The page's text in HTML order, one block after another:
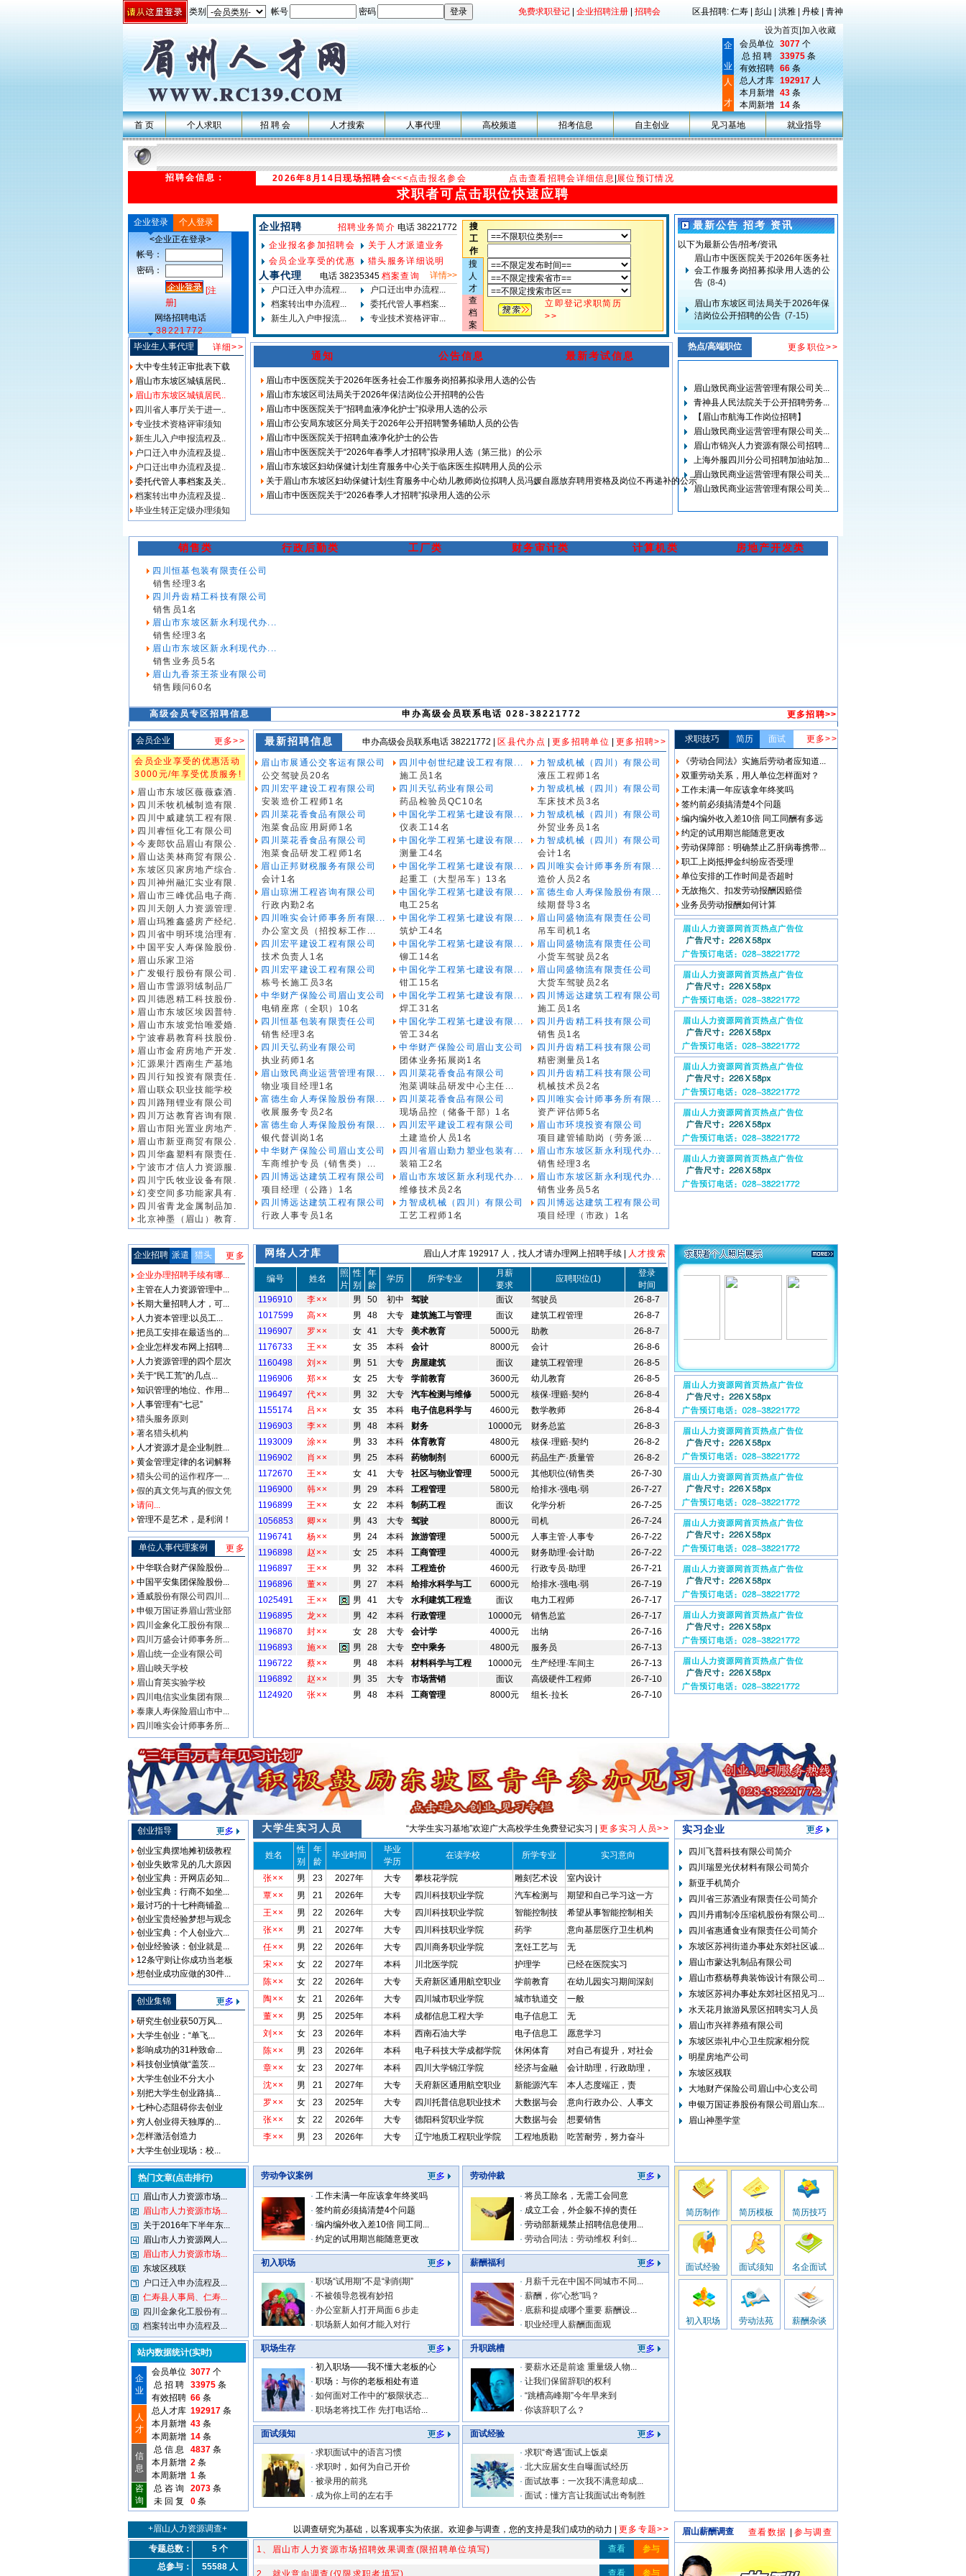
类别 帐号 密码 免费求职登记 企业招聘注册 招聘会
区县招聘: 仁寿 | 彭山 | 洪雅 | 丹棱 | 青神
设为首页 加入收藏
企
业
会员单位 3077 个
总 招 聘
33975条
有效招聘 66条
人
才
总人才库 192917 人
本月新增 43 条
本周新增 14 条
首 页
个人求职 招 聘 会 人才搜索 人事代理 高校频道 招考信息 自主创业 见习基地 就业指导
招聘会信息： 2026年8月14日现场招聘会<<<点击报名参会 点击查看招聘会详细信息 展位预订情况
求职者可点击职位快速应聘
企业登录
个人登录
<企业正在登录>
帐号：
密码：
[注
册]
网络招聘电话
38221772
企业招聘 招聘业务简介 电话 38221772
企业报名参加招聘会
关于人才派遣业务
会员企业享受的优惠
猎头服务详细说明
人事代理 电话 38235345 档案查询
详情>>
户口迁入申办流程...
档案转出申办流程...
新生儿入户申报流...
户口迁出申办流程...
委托代管人事档案...
专业技术资格评审...
搜
工
作
立即登记求职简历
>>
搜
人
才
查
档
案
最新公告 招考 资讯
以下为最新公告/招考/资讯
会工作服务岗招募拟录用人选的公
告(8-4)
眉山市东坡区司法局关于2026年保
眉山市中医医院关于“招聘血液净化
护士”拟录用人选的公示(6-26)
眉山市公安局东坡区分局关于2026
年公开招聘警务辅助人员的公告(6-
眉山市中医医院关于招聘血液净化
护士的公告(5-19)
眉山市中医医院关于“2026年春季人
才招聘”拟录用人选（第三批）的公
示(5-15)
眉山市东坡区妇幼保健计划生育服
务中心关于临床医生拟聘用人员的
公示(5-12)
冯媛自愿放弃聘用资格及岗位不再
递补的公示(5-9)
毕业生人事代理
详细>>
大中专生转正审批表下载
眉山市东坡区城镇居民..
眉山市东坡区城镇居民..
四川省人事厅关于进一..
专业技术资格评审须知
新生儿入户申报流程及..
户口迁入申办流程及提..
户口迁出申办流程及提..
委托代管人事档案及关..
档案转出申办流程及提..
毕业生转正定级办理须知
通知 公告信息 最新考试信息
眉山市中医医院关于2026年医务社会工作服务岗招募拟录用人选的公告
眉山市东坡区司法局关于2026年保洁岗位公开招聘的公告
眉山市中医医院关于“招聘血液净化护士”拟录用人选的公示
眉山市公安局东坡区分局关于2026年公开招聘警务辅助人员的公告
眉山市中医医院关于招聘血液净化护士的公告
眉山市中医医院关于“2026年春季人才招聘”拟录用人选（第三批）的公示
眉山市东坡区妇幼保健计划生育服务中心关于临床医生拟聘用人员的公示
关于眉山市东坡区妇幼保健计划生育服务中心幼儿教师岗位拟聘人员冯媛自愿放弃聘用资格及岗位不再递补的公示
眉山市中医医院关于“2026春季人才招聘”拟录用人选的公示
热点/高端职位 更多职位>>
青神县人民法院关于公开招聘劳务...
【眉山市航海工作岗位招聘】
眉山致民商业运营管理有限公司关...
眉山市锦兴人力资源有限公司招聘...
上海外服四川分公司招聘加油站加...
眉山致民商业运营管理有限公司关...
眉山致民商业运营管理有限公司关...
眉山市锦兴人力资源有限公司公开...
眉山市锦兴人力资源有限公司招聘...
关于拟聘用陶宏威同志为劳务派遣...
眉山市锦兴人力资源有限公司招聘...
销售类 行政后勤类 工厂类 财务审计类 计算机类 房地产开发类
四川恒基包装有限责任公司
销售经理3名
四川丹齿精工科技有限公司
销售员1名
眉山市东坡区新永利现代办...
销售经理3名
眉山市东坡区新永利现代办...
销售业务员5名
眉山九香茶王茶业有限公司
销售顾问60名
高级会员专区招聘信息 申办高级会员联系电话 028-38221772 更多招聘>>
会员企业
更多>>
会员企业享受的优惠活动
3000元/年享受优质服务!
眉山市东坡区薇薇森酒.
四川禾牧机械制造有限.
四川中威建筑工程有限.
四川睿恒化工有限公司
今麦郎饮品眉山有限公.
眉山达美林商贸有限公.
东坡区贝家房地产综合.
四川神州融汇实业有限.
眉山市三峰优品电子商.
四川天朗人力资源管理.
眉山玛雅鑫盛房产经纪.
四川省中明环境治理有.
中国平安人寿保险股份.
眉山乐家卫浴
广发银行股份有限公司.
眉山市雪源羽绒制品厂
四川德恩精工科技股份.
眉山市东坡区埃因普特.
眉山市东坡党怡唯爱婚.
宁波睿易教育科技股份.
眉山市金府房地产开发.
汇源果汁西南生产基地
四川行知投资有限责任.
眉山联众职业技能学校
四川路翔锂业有限公司
四川万达教育咨询有限.
眉山市阳光置业房地产.
眉山市新亚商贸有限公.
四川华鑫塑料有限责任.
宁波市才信人力资源服.
四川宁氏牧业设备有限.
幻变空间多功能家具有.
四川省青龙金属制品加.
北京神墨（眉山）教育.
最新招聘信息 申办高级会员联系电话 38221772 | 区县代办点 更多招聘单位 更多招聘>>
眉山市展通公交客运有限公司
公交驾驶员20名
四川宏平建设工程有限公司
安装造价工程师1名
四川菜花香食品有限公司
泡菜食品应用厨师1名
四川菜花香食品有限公司
泡菜食品研发工程师1名
眉山正邦财税服务有限公司
会计1名
眉山琼洲工程咨询有限公司
行政内勤2名
四川唯实会计师事务所有限...
办公室文员（招投标工作...
四川宏平建设工程有限公司
技术负责人1名
四川宏平建设工程有限公司
栋号长施工员3名
中华财产保险公司眉山支公司
电销座席（全职）10名
四川恒基包装有限责任公司
销售经理3名
四川天弘药业有限公司
执业药师1名
眉山致民商业运营管理有限...
物业项目经理1名
富德生命人寿保险股份有限...
收展服务专员2名
富德生命人寿保险股份有限...
银代督训岗1名
中华财产保险公司眉山支公司
车商维护专员（销售类）...
四川博远达建筑工程有限公司
项目经理（公路）1名
四川博远达建筑工程有限公司
行政人事专员1名
四川中创世纪建设工程有限...
施工员1名
四川天弘药业有限公司
药品检验员QC10名
中国化学工程第七建设有限...
仪表工14名
中国化学工程第七建设有限...
测量工4名
中国化学工程第七建设有限...
起重工（大型吊车）13名
中国化学工程第七建设有限...
电工25名
中国化学工程第七建设有限...
筑炉工4名
中国化学工程第七建设有限...
铆工14名
中国化学工程第七建设有限...
钳工15名
中国化学工程第七建设有限...
焊工31名
中国化学工程第七建设有限...
管工34名
中华财产保险公司眉山支公司
团体业务拓展岗1名
四川菜花香食品有限公司
泡菜调味品研发中心主任...
四川菜花香食品有限公司
现场品控（储备干部）1名
四川宏平建设工程有限公司
土建造价人员1名
四川省眉山勤力塑业包装有...
装箱工2名
眉山市东坡区新永利现代办...
维修技术员2名
力智成机械（四川）有限公司
工艺工程师1名
力智成机械（四川）有限公司
液压工程师1名
力智成机械（四川）有限公司
车床技术员3名
力智成机械（四川）有限公司
外贸业务员1名
力智成机械（四川）有限公司
会计1名
四川唯实会计师事务所有限...
造价人员2名
富德生命人寿保险股份有限...
续期督导3名
眉山同盛物流有限责任公司
吊车司机1名
眉山同盛物流有限责任公司
小货车驾驶员2名
眉山同盛物流有限责任公司
大货车驾驶员2名
四川博远达建筑工程有限公司
施工员1名
四川丹齿精工科技有限公司
销售员1名
四川丹齿精工科技有限公司
精密测量员1名
四川丹齿精工科技有限公司
机械技术员2名
四川唯实会计师事务所有限...
资产评估师5名
眉山市环境投资有限公司
项目建管辅助岗（劳务派...
眉山市东坡区新永利现代办...
销售经理3名
眉山市东坡区新永利现代办...
销售业务员5名
四川博远达建筑工程有限公司
项目经理（市政）1名
求职技巧 简历 面试 更多>>
《劳动合同法》实施后劳动者应知道...
双重劳动关系，用人单位怎样面对？
工作未满一年应该拿年终奖吗
签约前必须搞清楚4个问题
编内编外收入差10倍 同工同酬有多远
约定的试用期岂能随意更改
劳动保障部：明确禁止乙肝病毒携带...
职工上岗抵押金纠纷应否受理
单位安排的工作时间是否超时
无故拖欠、扣发劳动报酬因赔偿
业务员劳动报酬如何计算
企业招聘 派遣 猎头
更多
企业办理招聘手续有哪...
主管在人力资源管理中...
长期大量招聘人才，可...
人力资本管理:以员工...
把员工安排在最适当的...
企业怎样发布网上招聘...
人力资源管理的四个层次
关于“民工荒”的几点...
知识管理的地位、作用...
人事管理有“七忌”
猎头服务原则
著名猎头机构
人才资源才是企业制胜...
黄金管理定律的名词解释
猎头公司的运作程序一...
假的真文凭与真的假文凭
请问...
管理不是艺术，是利润！
单位人事代理案例
更多
中华联合财产保险股份...
中国平安集团保险股份...
通威股份有限公司四川...
申银万国证券眉山营业部
四川金象化工股份有限...
四川万盛会计师事务所...
眉山统一企业有限公司
眉山映天学校
眉山育英实验学校
四川电信实业集团有限...
泰康人寿保险眉山市中...
四川唯实会计师事务所...
网络人才库 眉山人才库 192917 人，找人才请办理网上招聘手续 | 人才搜索
编号 姓名
照
片
性
别
年
龄
学历 所学专业
月薪
要求
应聘职位(1)
登录
时间
1196910
李×× 男 50 初中 驾驶 面议 驾驶员
26-8-7
1017599
高×× 男 48 大专 建筑施工与管理 面议 建筑工程管理
26-8-7
1196907
罗×× 女 41 大专 美术教育 5000元 助教
26-8-7
1176733
王×× 女 35 本科 会计 8000元 会计
26-8-6
1160498
刘×× 男 51 大专 房屋建筑 面议 建筑工程管理
26-8-5
1196906
郑×× 女 25 大专 学前教育 3600元 幼儿教育
26-8-5
1196497
代×× 男 32 大专 汽车检测与维修 5000元 核保·理赔·契约
26-8-4
1155174
吕×× 女 35 本科 电子信息科学与 4600元 数学教师
26-8-4
1196903
李×× 男 48 本科 财务 10000元 财务总监
26-8-3
1193009
涂×× 男 33 本科 体育教育 4800元 核保·理赔·契约
26-8-2
1196902
肖×× 男 25 本科 药物制剂 6000元 药品生产·质量管
26-8-2
1172670
王×× 女 41 大专 社区与物业管理 5000元 其他职位(销售类
26-7-30
1196900
韩×× 男 29 本科 工程管理 5800元 给排水·强电·弱
26-7-27
1196899
王×× 女 22 本科 制药工程 面议 化学分析
26-7-25
1056853
卿×× 男 43 大专 驾驶 8000元 司机
26-7-24
1196741
杨×× 男 24 本科 旅游管理 5000元 人事主管·人事专
26-7-22
1196898
赵×× 女 25 本科 工商管理 4000元 财务助理·会计助
26-7-22
1196897
王×× 男 32 本科 工程造价 4600元 行政专员·助理
26-7-21
1196896
董×× 男 27 本科 给排水科学与工 6000元 给排水·强电·弱
26-7-19
1025491
王×× 男 41 大专 水利建筑工程造 面议 电力工程师
26-7-17
1196895
龙×× 男 42 本科 行政管理 10000元 销售总监
26-7-17
1196870
封×× 女 28 大专 会计学 4000元 出纳
26-7-16
1196893
施×× 男 28 大专 空中乘务 4800元 服务员
26-7-13
1196722
蔡×× 男 48 本科 材料科学与工程 10000元 生产经理·车间主
26-7-13
1196892
赵×× 男 35 大专 市场营销 面议 高级硬件工程师
26-7-10
1124920
张×× 男 48 本科 工商管理 8000元 组长·拉长 26-7-10
创业指导
创业宝典摆地摊初级教程
创业失败常见的几大原因
创业宝典：开网店必知...
创业宝典：行商不如坐...
最讨巧的十七种商铺盈...
创业宝贵经验梦想与观念
创业宝典：个人创业六...
创业经验谈：创业就是...
12条守则让你成功当老板
想创业成功应做的30件...
创业集锦
研究生创业获50万风...
大学生创业：“单飞...
影响成功的31种致命...
科技创业慎做“盖茨...
大学生创业不分大小
别把大学生创业路搞...
七种心态阻碍你去创业
穷人创业得天独厚的...
怎样激活创造力
大学生创业现场：校...
大学生实习人员 “大学生实习基地”欢迎广大高校学生免费登记实习 |更多实习人员>>
姓名
性
别
年
龄
毕业时间
毕业
学历
在读学校 所学专业 实习意向
张×× 男 23 2027年 大专 攀枝花学院 雕刻艺术设
室内设计
覃××
男 21 2026年 大专 四川科技职业学院 汽车检测与
期望和自己学习这一方
王××
男 22 2026年 大专 四川科技职业学院 智能控制技
希望从事智能控制相关
张××
男 21 2027年 大专 四川科技职业学院 药学
意向基层医疗卫生机构
任××
男 22 2026年 大专 四川商务职业学院 烹饪工艺与
无
宋××
女 22 2027年 本科 川北医学院 护理学
已经在医院实习
陈××
女 22 2026年 大专 天府新区通用航空职业 学前教育
在幼儿园实习期间深刻
陶××
女 21 2026年 大专 四川城市职业学院 城市轨道交
一般
董××
男 25 2025年 本科 成都信息工程大学 电子信息工
无
刘××
女 23 2026年 本科 西南石油大学 电子信息工
愿意学习
陈××
男 23 2026年 本科 电子科技大学成都学院 休闲体育
对自己有提升，对社会
章××
女 23 2027年 本科 四川大学锦江学院 经济与金融
会计助理，行政助理，
沈××
男 21 2027年 大专 天府新区通用航空职业 新能源汽车
本人态度端正，责
罗××
女 23 2025年 大专 四川托普信息职业技术 大数据与会
意向行政办公、人事文
张××
女 22 2026年 大专 德阳科贸职业学院 大数据与会
想要销售
李××
男 23 2026年 大专 辽宁地质工程职业学院 工程地质勘 吃苦耐劳，努力奋斗
实习企业
四川飞普科技有限公司简介
四川瑞昱光伏材料有限公司简介
新亚手机简介
四川省三苏酒业有限责任公司简介
四川丹甫制冷压缩机股份有限公司...
四川省惠通食业有限责任公司简介
东坡区苏祠街道办事处东郊社区诚...
眉山市蒙达乳制品有限公司
眉山市蔡杨尊典装饰设计有限公司...
东坡区苏祠办事处东郊社区招见习...
水天花月旅游风景区招聘实习人员
眉山市兴祥养殖有限公司
东坡区崇礼中心卫生院家相分院
明星房地产公司
东坡区残联
大地财产保险公司眉山中心支公司
申银万国证券股份有限公司眉山东...
眉山神墨学堂
热门文章(点击排行)
眉山市人力资源市场...
眉山市人力资源市场...
关于2016年下半年东...
眉山市人力资源网人...
眉山市人力资源市场...
东坡区残联
户口迁入申办流程及...
仁寿县人事局、仁寿...
四川金象化工股份有...
档案转出申办流程及...
站内数据统计(实时)
企
业
会员单位 3077 个
总 招 聘
33975 条
有效招聘 66 条
人
才
总人才库 192917 条
本月新增 43 条
本周新增 14 条
信
息
总 信 息 4837 条
本月新增 2 条
本周新增 1 条
咨
询
总 咨 询 2073 条
未 回 复
0 条
劳动争议案例
· 工作未满一年应该拿年终奖吗
· 签约前必须搞清楚4个问题
· 编内编外收入差10倍 同工同...
· 约定的试用期岂能随意更改
劳动仲裁
· 将员工除名，无需工会同意
· 成立工会，外企躲不掉的责任
· 劳动部新规禁止招聘信息使用...
· 劳动合同法：劳动维权 利剑...
初入职场
· 职场“试用期”不是“剥削期”
· 不被领导忽视有妙招
· 办公室新人打开局面６步走
· 职场新人如何才能入对行
薪酬福利
· 月薪千元在中国不同城市不同...
· 薪酬，你“心愁”吗？
· 底薪和提成哪个重要 薪酬设...
· 职业经理人薪酬面面观
职场生存
· 初入职场——我不懂大老板的心
· 职场：与你的老板相处有道
· 如何面对工作中的“极限状态...
· 职场老将找工作 先打电话给...
升职跳槽
· 要薪水还是前途 重量级人物...
· 让我们保留辞职的权利
· “跳槽高峰期”今年早来到
· 你该辞职了么？
面试须知
· 求职面试中的语言习惯
· 求职时，如何为自己开价
· 被录用的前兆
· 成为你上司的左右手
面试经验
· 求职“奇遇”面试上饭桌
· 北大应届女生自曝面试经历
· 面试故事：一次我不满意却成...
· 面试：懂方言让我面试出奇制胜
简历制作 简历模板 简历技巧
面试经验 面试须知 名企面试
初入职场 劳动法苑 薪酬杂谈
+眉山人力资源调查+ 以调查研究为基础，以客观事实为依据。欢迎参与调查，您的支持是我们成功的动力 | 更多专题>> 眉山薪酬调查 查看数据
参与调查
专题总数：
5 个
总参与：
55588 人
1、眉山市人力资源市场招聘效果调查(限招聘单位填写) 查看 参与
2、就业意向调查(仅限求职者填写) 查看 参与